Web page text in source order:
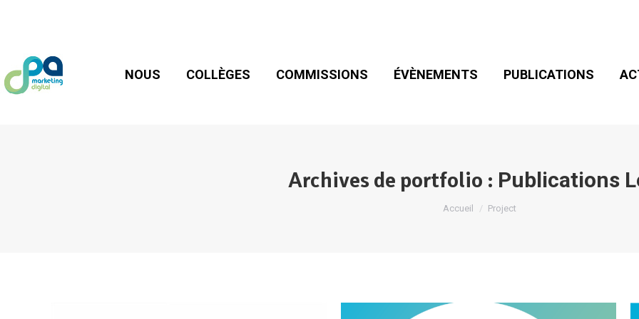
NOUS COLLÈGES COMMISSIONS ÉVÈNEMENTS PUBLICATIONS
Archives de portfolio : Publications
Accueil Project